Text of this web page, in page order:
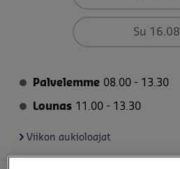
Su 16.08
Palvelemme 08.00 - 13.30
Lounas 11.00 - 13.30
Viikon aukioloajat